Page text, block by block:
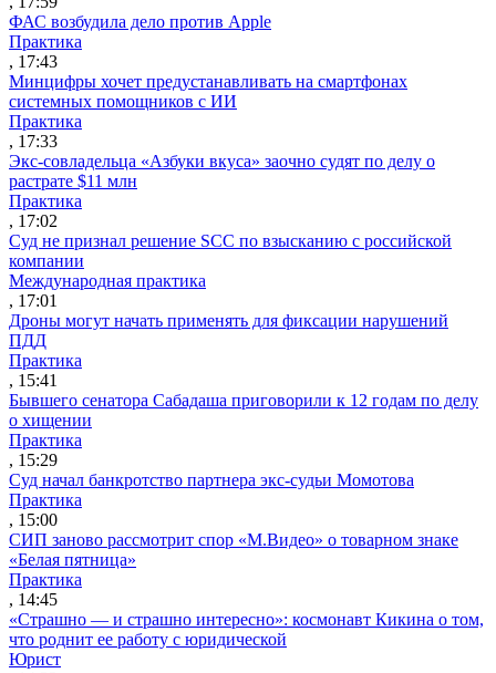
ФАС возбудила дело против Apple
Практика
, 17:43
Минцифры хочет предустанавливать на смартфонах
системных помощников с ИИ
Практика
, 17:33
Экс-совладельца «Азбуки вкуса» заочно судят по делу о
растрате $11 млн
Практика
, 17:02
Суд не признал решение SCC по взысканию с российской
компании
Международная практика
, 17:01
Дроны могут начать применять для фиксации нарушений
ПДД
Практика
, 15:41
Бывшего сенатора Сабадаша приговорили к 12 годам по делу
о хищении
Практика
, 15:29
Суд начал банкротство партнера экс-судьи Момотова
Практика
, 15:00
СИП заново рассмотрит спор «М.Видео» о товарном знаке
«Белая пятница»
Практика
, 14:45
«Страшно — и страшно интересно»: космонавт Кикина о том,
что роднит ее работу с юридической
Юрист